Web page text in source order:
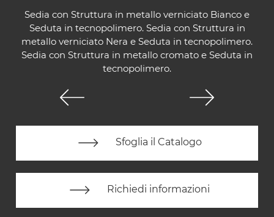
Sedia con Struttura in metallo verniciato Bianco e
Seduta in tecnopolimero. Sedia con Struttura in
metallo verniciato Nera e Seduta in tecnopolimero.
Sedia con Struttura in metallo cromato e Seduta in
tecnopolimero.
Sfoglia il Catalogo
Richiedi informazioni